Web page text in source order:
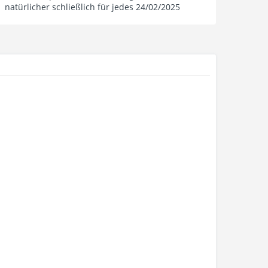
natürlicher schließlich für jedes 24/02/2025